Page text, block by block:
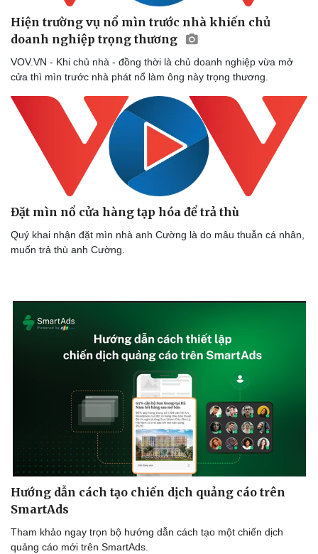
Dinh dưỡng - món ngon
Cây thuốc
Sản phụ khoa
Ăn sạch sống khỏe
Nhà đẹp
Blog
Hiện trường vụ nổ mìn trước nhà khiến chủ
doanh nghiệp trọng thương
VOV.VN - Khi chủ nhà - đồng thời là chủ doanh nghiệp vừa mở
cửa thì mìn trước nhà phát nổ làm ông này trọng thương.
Đặt mìn nổ cửa hàng tạp hóa để trả thù
Quý khai nhận đặt mìn nhà anh Cường là do mâu thuẫn cá nhân,
muốn trả thù anh Cường.
Hướng dẫn cách tạo chiến dịch quảng cáo trên
SmartAds
Tham khảo ngay trọn bộ hướng dẫn cách tạo một chiến dịch
quảng cáo mới trên SmartAds.